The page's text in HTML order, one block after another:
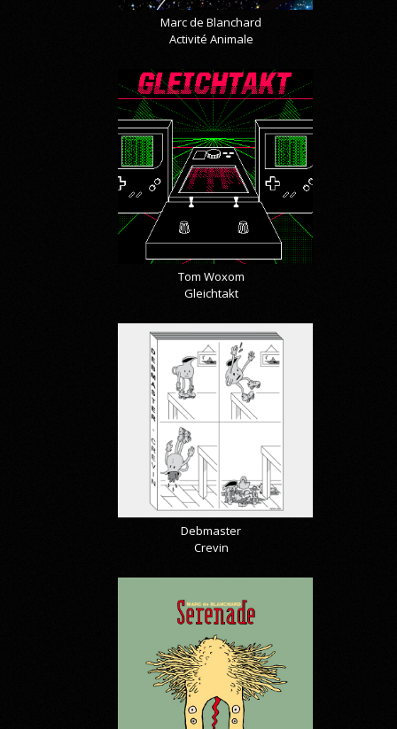
Marc de Blanchard
Activité Animale
Tom Woxom
Gleichtakt
Debmaster
Crevin